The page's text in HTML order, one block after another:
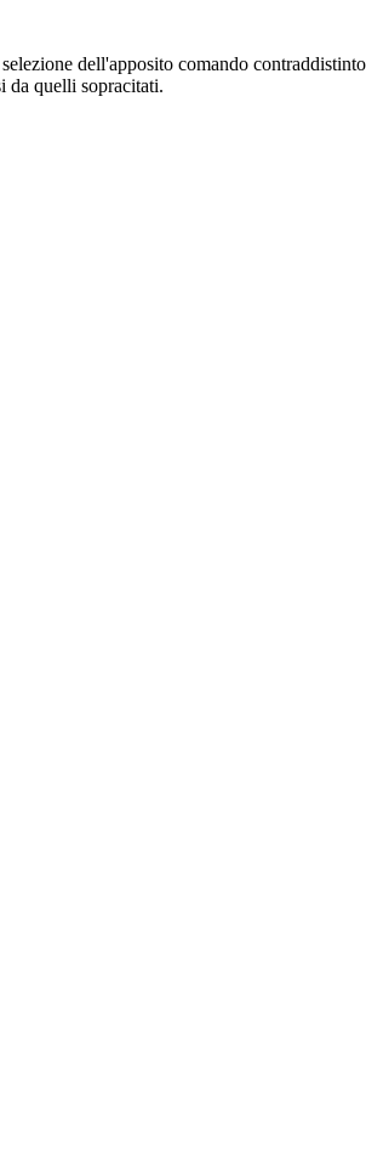
dell'apposito comando
da quelli sopracitati.